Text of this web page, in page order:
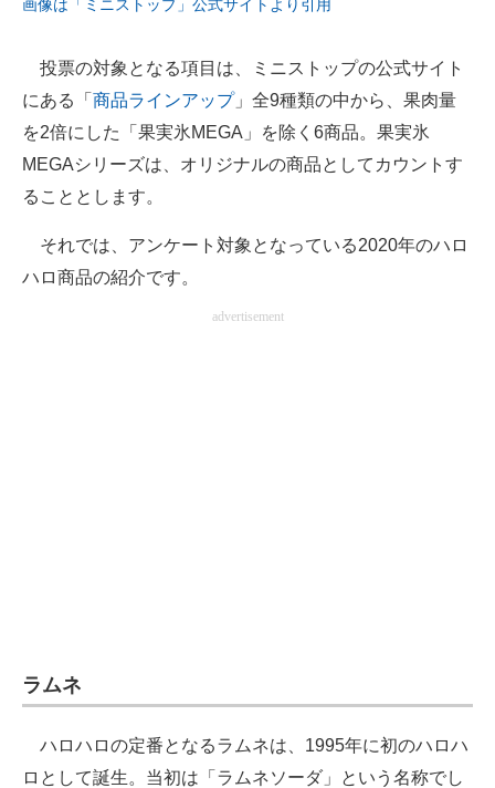
モノづくり技術者専門サイト
電子設計の基本と応用
エネルギーの専門メディア
建設×テクノロジーの最前線
画像は「ミニストップ」公式サイトより引用
投票の対象となる項目は、ミニストップの公式サイト
にある「 商品ラインアップ」全9種類の中から、果肉量
を2倍にした「果実氷MEGA」を除く6商品。果実氷
MEGAシリーズは、オリジナルの商品としてカウントす
ることとします。
それでは、アンケート対象となっている2020年のハロ
ハロ商品の紹介です。
advertisement
ラムネ
ハロハロの定番となるラムネは、1995年に初のハロハ
ロとして誕生。当初は「ラムネソーダ」という名称でし